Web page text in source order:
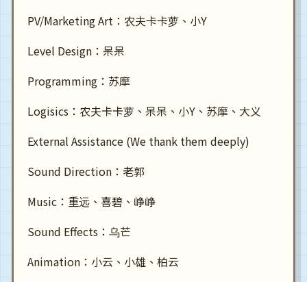
PV/Marketing Art：农夫卡卡萝、小Y
Level Design：呆呆
Programming：苏摩
Logisics：农夫卡卡萝、呆呆、小Y、苏摩、大义
External Assistance (We thank them deeply)
Sound Direction：老郭
Music：重远、喜碧、峥峥
Sound Effects：乌芒
Animation：小云、小雄、柏云